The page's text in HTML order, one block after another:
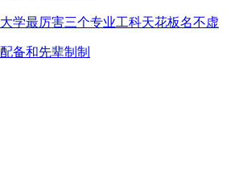
学最厉害三个专业工科天花板名不虚
备和先辈制制